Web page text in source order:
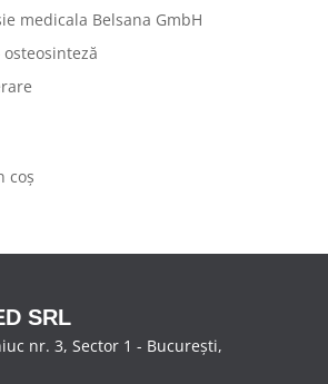
medicala Belsana GmbH
coș
SRL
nr. 3, Sector 1 - București,